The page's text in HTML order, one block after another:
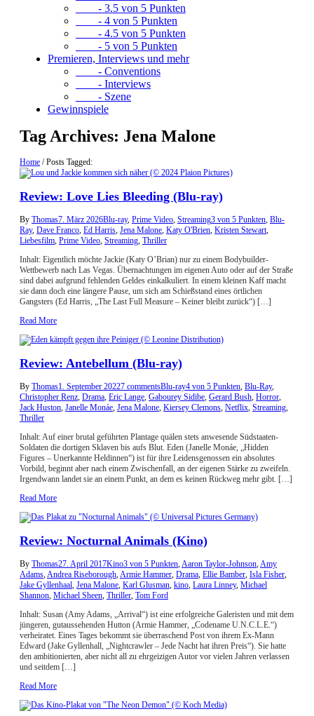
- 3.5 von 5 Punkten
- 4 von 5 Punkten
- 4.5 von 5 Punkten
- 5 von 5 Punkten
Premieren, Interviews und mehr
- Conventions
- Interviews
- Szene
Gewinnspiele
Tag Archives: Jena Malone
Home /Posts Tagged:
Review: Love Lies Bleeding (Blu-ray)
By Thomas7. März 2026Blu-ray, Prime Video, Streaming3 von 5 Punkten, Blu-
Ray, Dave Franco, Ed Harris, Jena Malone, Katy O'Brien, Kristen Stewart,
Liebesfilm, Prime Video, Streaming, Thriller
Inhalt: Eigentlich möchte Jackie (Katy O’Brian) nur zu einem Bodybuilder-
Wettbewerb nach Las Vegas. Übernachtungen im eigenen Auto oder auf der Straße
sind dabei aufgrund fehlenden Geldes einkalkuliert. In einem kleinen Kaff macht
sie dann doch eine längere Pause, um sich am Schießstand eines örtlichen
Gangsters (Ed Harris, „The Last Full Measure – Keiner bleibt zurück“) […]
Read More
Review: Antebellum (Blu-ray)
By Thomas1. September 20227 commentsBlu-ray4 von 5 Punkten, Blu-Ray,
Christopher Renz, Drama, Eric Lange, Gabourey Sidibe, Gerard Bush, Horror,
Jack Huston, Janelle Monáe, Jena Malone, Kiersey Clemons, Netflix, Streaming,
Thriller
Inhalt: Auf einer brutal geführten Plantage quälen stets anwesende Südstaaten-
Soldaten die dortigen Sklaven bis aufs Blut. Eden (Janelle Monáe, „Hidden
Figures – Unerkannte Heldinnen“) ist für ihre Leidensgenossen ein absolutes
Vorbild, beginnt aber nach einem Zwischenfall, an der eigenen Stärke zu zweifeln.
Irgendwann landet sie an einem Punkt, an dem es keinen Rückweg mehr gibt. […]
Read More
Review: Nocturnal Animals (Kino)
By Thomas27. April 2017Kino3 von 5 Punkten Aaron Taylor-Johnson Amy
Adams Andrea Riseborough Armie Hammer Drama Ellie Bamber Isla Fisher
Jake Gyllenhaal Jena Malone Karl Glusman kino Laura Linney, Michael
Shannon Michael Sheen Thriller Tom Ford
Inhalt: Susan (Amy Adams, „Arrival“) ist eine erfolgreiche Galeristen und mit dem
jüngeren, gutaussehenden Hutton (Armie Hammer, „Codename U.N.C.L.E.“)
verheiratet. Eines Tages bekommt sie überraschend Post von ihrem Ex-Mann
Edward (Jake Gyllenhall, „Nightcrawler – Jede Nacht hat ihren Preis“). Sie hatte
den ambitionierten, aber nicht all zu ehrgeizigen Autor vor vielen Jahren verlassen
und seitdem […]
Read More